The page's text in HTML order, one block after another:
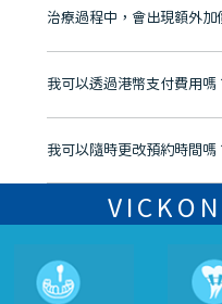
市市民極高的口碑評價及信任
有咨詢及服務保障中心，有任
治療過程中，會出現額外加
不會，治療前我們會詳細說明
我可以透過港幣支付費用嗎
可以。維港口腔會按照當日匯
我可以隨時更改預約時間嗎
可以，請盡早通過wechat或
的時間及資料，並且重新預約